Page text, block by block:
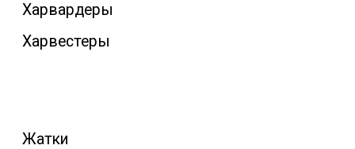
Харвардеры
Харвестеры
Жатки